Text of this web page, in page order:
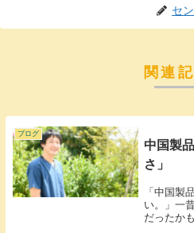
セ
関連
ブログ
中国製
さ」
「中国製
い。」一
だったか
く売るこ